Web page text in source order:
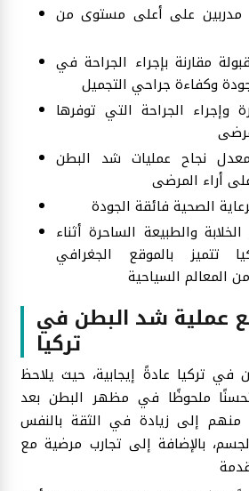
مدربين على أعلى مستوى من
مقارنة بإجراء الجراحة في
وإجراء الجراحة التي توفرها
معدل نجاح عمليات شد البطن
والطبيعة الساحرة أثناء
تتميز بالموقع الجغرافي
عملية شد البطن في
تركيا
في تركيا عادةً إيجابية، حيث يلاحظ
ملحوظًا في مظهر البطن بعد
منهم إلى زيادة في الثقة بالنفس
بالإضافة إلى تجارب مرضية مع